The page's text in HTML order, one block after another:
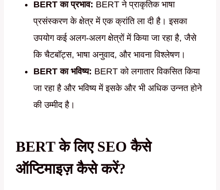
BERT का प्रभाव: BERT ने प्राकृतिक भाषा
प्रसंस्करण के क्षेत्र में एक क्रांति ला दी है। इसका
उपयोग कई अलग-अलग क्षेत्रों में किया जा रहा है, जैसे
कि चैटबॉट्स, भाषा अनुवाद, और भावना विश्लेषण।
BERT का भविष्य: BERT को लगातार विकसित किया
जा रहा है और भविष्य में इसके और भी अधिक उन्नत होने
की उम्मीद है।
BERT के लिए SEO कैसे
ऑप्टिमाइज़ कैसे करें?